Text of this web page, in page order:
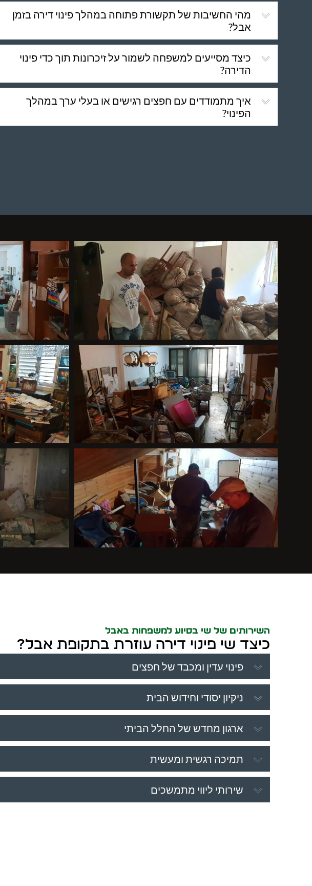
מהי החשיבות של תקשורת פתוחה במהלך פינוי דירה בזמן
אבל?
כיצד מסייעים למשפחה לשמור על זיכרונות תוך כדי פינוי
הדירה?
איך מתמודדים עם חפצים רגישים או בעלי ערך במהלך
הפינוי?
השירותים של שי בסיוע למשפחות באבל
כיצד שי פינוי דירה עוזרת בתקופת אבל?
פינוי עדין ומכבד של חפצים
ניקיון יסודי וחידוש הבית
ארגון מחדש של החלל הביתי
תמיכה רגשית ומעשית
שירותי ליווי מתמשכים